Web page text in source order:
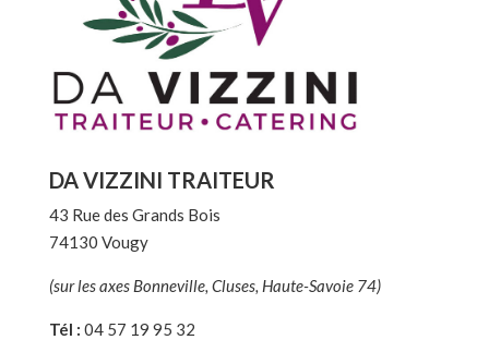
DA VIZZINI TRAITEUR
43 Rue des Grands Bois
74130 Vougy
(sur les axes Bonneville, Cluses, Haute-Savoie 74)
Tél : 04 57 19 95 32